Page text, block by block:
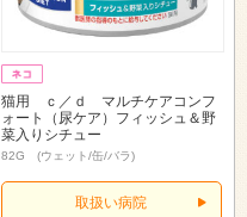
猫用 ｃ／ｄ マルチケアコンフ
ォート（尿ケア）フィッシュ＆野
菜入りシチュー
82G (ウェット/缶/バラ)
取扱い病院